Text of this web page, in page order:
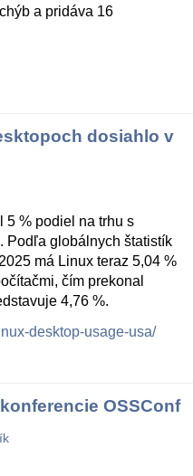
a pridáva 16
dosiahlo v
5 % podiel na trhu s
Podľa globálnych štatistík
má Linux teraz 5,04 %
čím prekonal
4,76 %.
desktop-usage-usa/
OSSConf